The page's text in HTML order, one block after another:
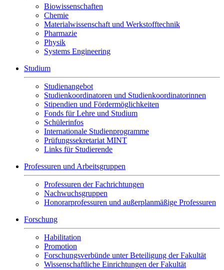
Biowissenschaften
Chemie
Materialwissenschaft und Werkstofftechnik
Pharmazie
Physik
Systems Engineering
Studium
Studienangebot
Studienkoordinatoren und Studienkoordinatorinnen
Stipendien und Fördermöglichkeiten
Fonds für Lehre und Studium
Schülerinfos
Internationale Studienprogramme
Prüfungssekretariat MINT
Links für Studierende
Professuren und Arbeitsgruppen
Professuren der Fachrichtungen
Nachwuchsgruppen
Honorarprofessuren und außerplanmäßige Professuren
Forschung
Habilitation
Promotion
Forschungsverbünde unter Beteiligung der Fakultät
Wissenschaftliche Einrichtungen der Fakultät